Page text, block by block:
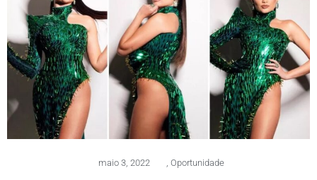
maio 3, 2022 , Oportunidade